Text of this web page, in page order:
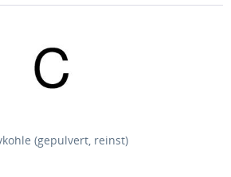
(gepulvert, reinst)